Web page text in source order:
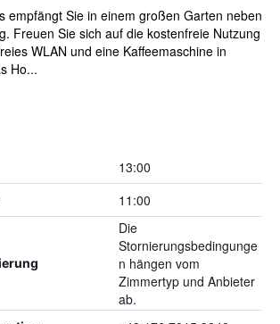
empfängt Sie in einem großen Garten neben
Freuen Sie sich auf die kostenfreie Nutzung
WLAN und eine Kaffeemaschine in
Ho...
13:00
11:00
Die
Stornierungsbedingunge
n hängen vom
Zimmertyp und Anbieter
ab.